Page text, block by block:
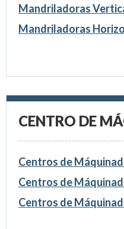
Mandriladoras
Mandriladoras
CENTRO DE
Centros de
Centros de
Centros de